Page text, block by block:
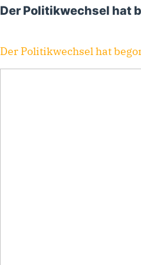
Der Politikwechsel hat
Der Politikwechsel hat